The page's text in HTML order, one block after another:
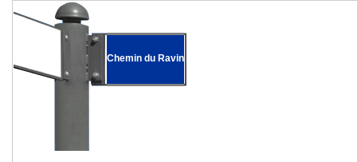
Chemin du Ravin